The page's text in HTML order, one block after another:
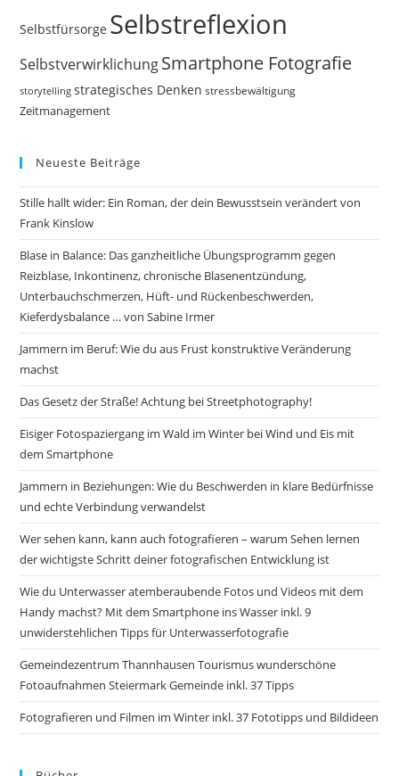
Selbstfürsorge Selbstreflexion
SelbstverwirklichungSmartphone Fotografie
storytelling strategisches Denken stressbewältigung
Zeitmanagement
Neueste Beiträge
Stille hallt wider: Ein Roman, der dein Bewusstsein verändert von
Frank Kinslow
Blase in Balance: Das ganzheitliche Übungsprogramm gegen
Reizblase, Inkontinenz, chronische Blasenentzündung,
Unterbauchschmerzen, Hüft- und Rückenbeschwerden,
Kieferdysbalance … von Sabine Irmer
Jammern im Beruf: Wie du aus Frust konstruktive Veränderung
machst
Das Gesetz der Straße! Achtung bei Streetphotography!
Eisiger Fotospaziergang im Wald im Winter bei Wind und Eis mit
dem Smartphone
Jammern in Beziehungen: Wie du Beschwerden in klare Bedürfnisse
und echte Verbindung verwandelst
Wer sehen kann, kann auch fotografieren – warum Sehen lernen
der wichtigste Schritt deiner fotografischen Entwicklung ist
Wie du Unterwasser atemberaubende Fotos und Videos mit dem
Handy machst? Mit dem Smartphone ins Wasser inkl. 9
unwiderstehlichen Tipps für Unterwasserfotografie
Gemeindezentrum Thannhausen Tourismus wunderschöne
Fotoaufnahmen Steiermark Gemeinde inkl. 37 Tipps
Fotografieren und Filmen im Winter inkl. 37 Fototipps und Bildideen